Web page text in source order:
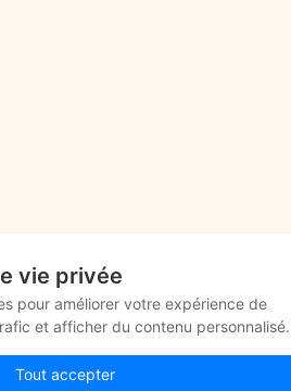
vie privée
pour améliorer votre expérience de
et afficher du contenu personnalisé.
Tout accepter